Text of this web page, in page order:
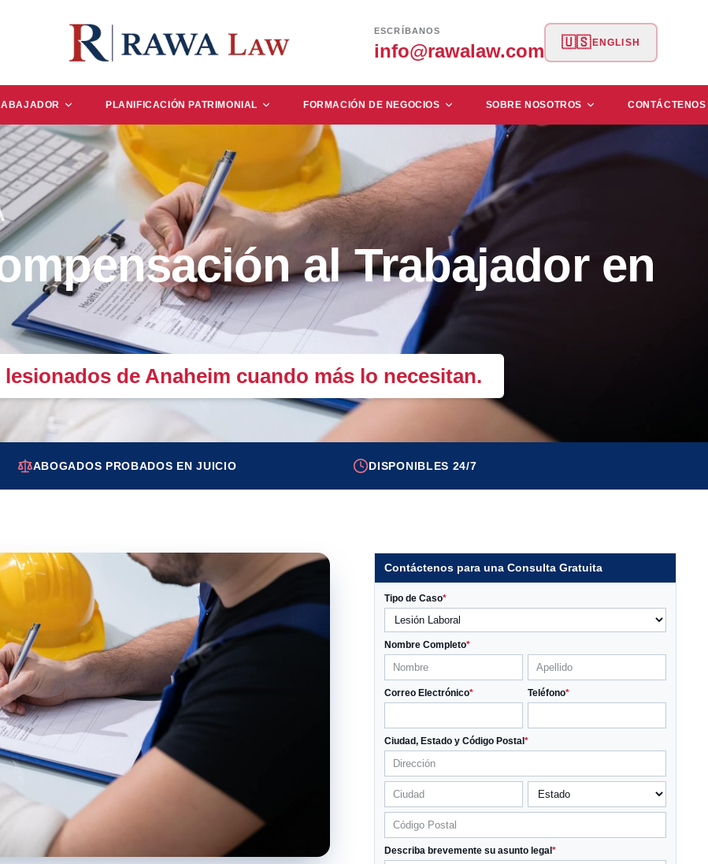
ESCRÍBANOS
info@rawalaw.com 🇺🇸 ENGLISH
PLANIFICACIÓN PATRIMONIAL FORMACIÓN DE NEGOCIOS SOBRE NOSOTROS CONTÁCTENOS
al Trabajador en
de Anaheim cuando más lo necesitan.
ABOGADOS PROBADOS EN JUICIO DISPONIBLES 24/7
Contáctenos para una Consulta Gratuita
Tipo de Caso*
Nombre Completo*
Correo Electrónico* Teléfono*
Ciudad, Estado y Código Postal *
Describa brevemente su asunto legal *